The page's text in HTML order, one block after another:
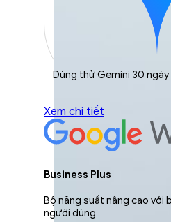
Dùng thử Gemini 30 ngày
Xem chi tiết
Business Plus
Bộ năng suất nâng cao với
người dùng